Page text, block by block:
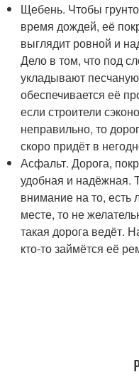
Щебень. Чтобы
время дождей, её
выглядит ровной и
Дело в том, что под
укладывают
обеспечивается её
если строители
неправильно, то
скоро придёт в
Асфальт. Дорога,
удобная и надёжная.
внимание на то,
месте, то не
такая дорога ведёт.
кто-то займётся её